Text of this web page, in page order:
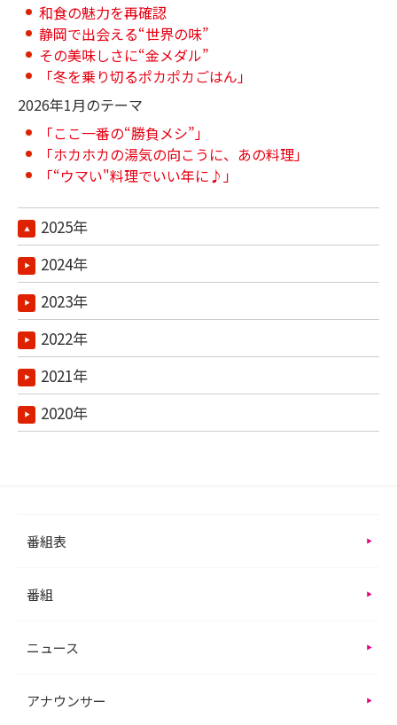
和食の魅力を再確認
静岡で出会える“世界の味”
その美味しさに“金メダル”
「冬を乗り切るポカポカごはん」
2026年1月のテーマ
「ここ一番の“勝負メシ”」
「ホカホカの湯気の向こうに、あの料理」
「“ウマい"料理でいい年に♪」
2025年
2024年
2023年
2022年
2021年
2020年
番組表
番組
ニュース
アナウンサー